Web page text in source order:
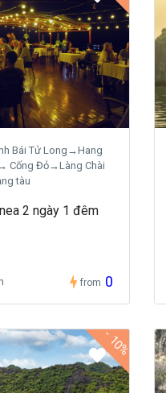
Bái Tử Long→Hang
Cống Đỏ→Làng Chài
tàu
2 ngày 1 đêm
from 0
-
10%